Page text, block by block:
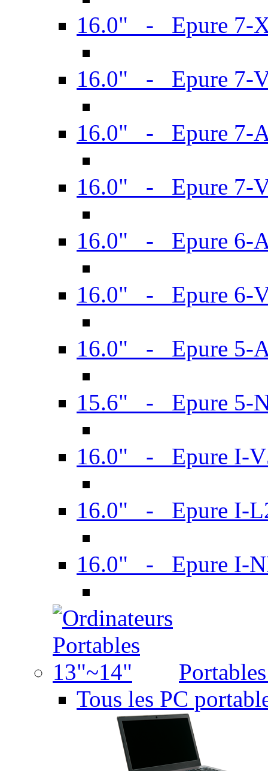
16.0" - Epure 7-
16.0" - Epure 7-
16.0" - Epure 7-
16.0" - Epure 7-
16.0" - Epure 6-
16.0" - Epure 6-
16.0" - Epure 5-
15.6" - Epure 5-
16.0" - Epure I-
16.0" - Epure I-
16.0" - Epure I-
Tous les PC